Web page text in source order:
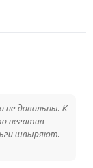
довольны. К
негатив
швыряют.